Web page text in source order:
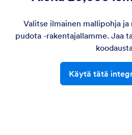
Valitse ilmainen mallipohja ja
pudota -rakentajallamme. Jaa
Käytä tätä